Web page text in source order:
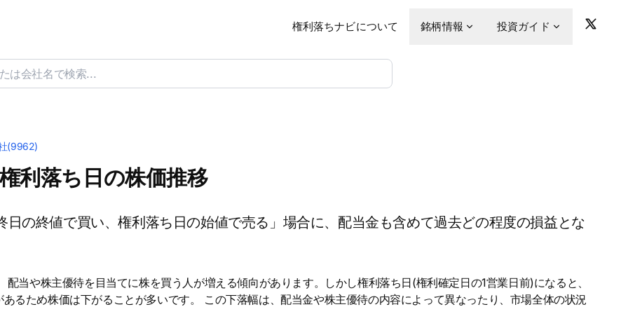
権利落ちナビについて 銘柄情報 投資ガイド
(9962)
利落ち日の株価推移
の終値で買い、権利落ち日の始値で売る」場合に、配当金も含めて過去どの程度の損益とな
当や株主優待を目当てに株を買う人が増える傾向があります。しかし権利落ち日(権利確定日の1営業日前)になると、
るため株価は下がることが多いです。 この下落幅は、配当金や株主優待の内容によって異なったり、市場全体の状況